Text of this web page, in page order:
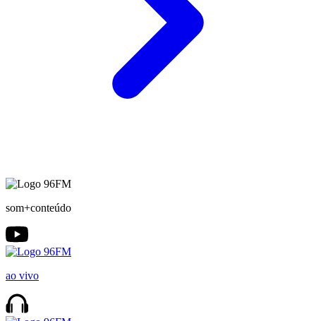
som+conteúdo
ao vivo